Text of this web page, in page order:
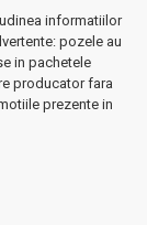
informatiilor
pozele au
in pachetele
producator fara
prezente in